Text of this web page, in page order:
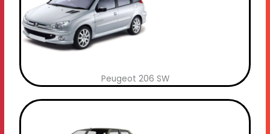
Peugeot 206 SW